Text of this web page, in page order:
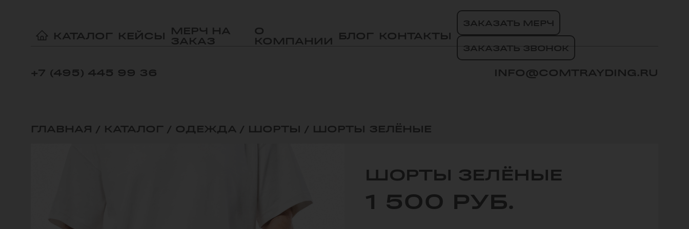
КАТАЛОГ КЕЙСЫ МЕРЧ НА
ЗАКАЗ
О
КОМПАНИИ
БЛОГ КОНТАКТЫ
ЗАКАЗАТЬ МЕРЧ
ЗАКАЗАТЬ ЗВОНОК
+7 (495) 445 99 36 INFO@COMTRAYDING.RU
ГЛАВНАЯ / КАТАЛОГ / ОДЕЖДА / ШОРТЫ / ШОРТЫ ЗЕЛЁНЫЕ
ШОРТЫ ЗЕЛЁНЫЕ
1 500 РУБ.